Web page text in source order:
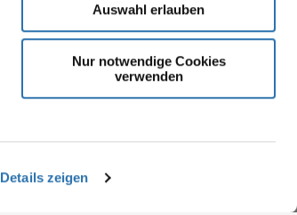
Details zeigen
Auswahl erlauben
Nur notwendige Cookies
verwenden